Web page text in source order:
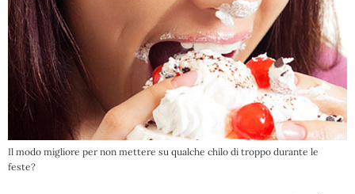
Il modo migliore per non mettere su qualche chilo di troppo durante le
feste?